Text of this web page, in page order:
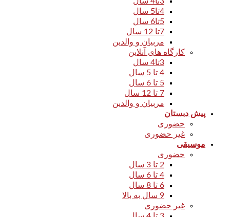
4تا5 سال
5تا6 سال
7تا 12 سال
مربیان و والدین
کارگاه های آنلاین
3تا4 سال
4 تا 5 سال
5 تا 6 سال
7 تا 12 سال
مربیان و والدین
پیش دبستان
حضوری
غیر حضوری
موسیقی
حضوری
2 تا 3 سال
4 تا 6 سال
6 تا 8 سال
9 سال به بالا
غیر حضوری